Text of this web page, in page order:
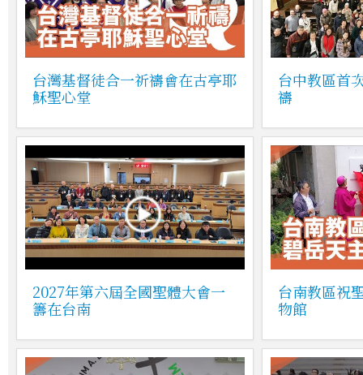
台灣基督徒合一祈禱會在古亭耶
穌聖心堂
台中教區首
禱
2027年第六屆全國聖體大會一
籌在台南
台南教區祝
物館